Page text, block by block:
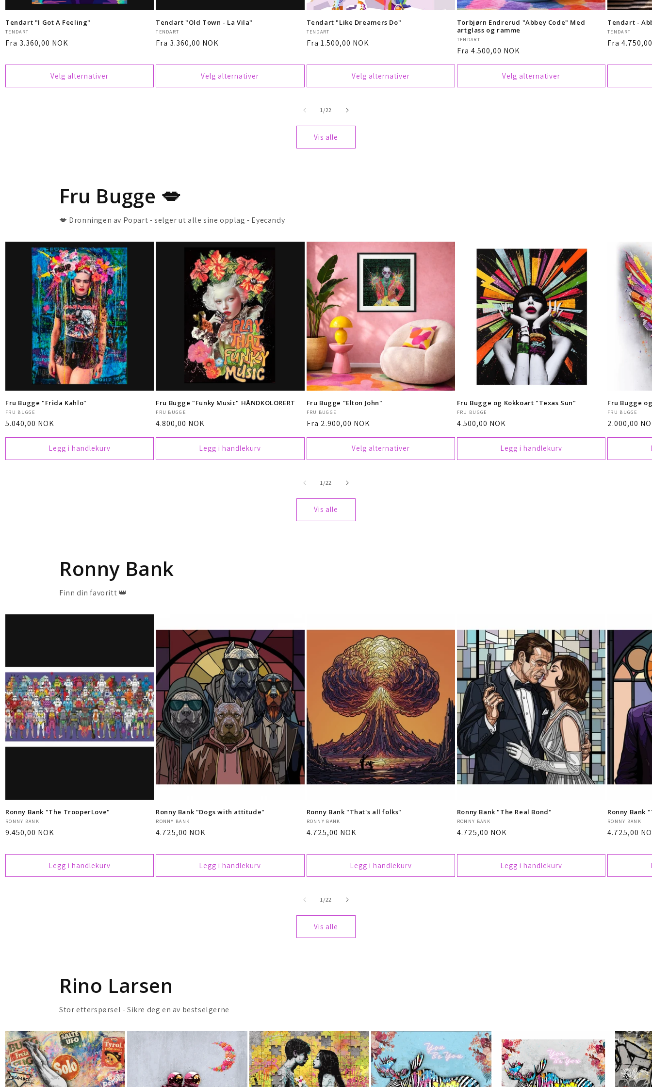
Tendart "I Got A Feeling"
Selger:
TENDART
Vanlig
Fra 3.360,00 NOK
Velg alternativer
Tendart "Old Town - La Vila"
Selger:
TENDART
Vanlig
Fra 3.360,00 NOK
Velg alternativer
Tendart "Like Dreamers Do"
Selger:
TENDART
Vanlig
Fra 1.500,00 NOK
Velg alternativer
Torbjørn Endrerud "Abbey Code" Med
artglass og ramme
Selger:
TENDART
Vanlig
Fra 4.500,00 NOK
Velg alternativer
Tendart -
Selger:
TENDART
Vanlig
Fra
1/av
22
Vis alle
Fru Bugge 💋
💋 Dronningen av Popart - selger ut alle sine opplag - Eyecandy
Fru Bugge "Frida Kahlo"
Selger:
FRU BUGGE
Vanlig
5.040,00 NOK
Legg i handlekurv
Fru Bugge "Funky Music" HÅNDKOLORERT
Selger:
FRU BUGGE
Vanlig
4.800,00 NOK
Legg i handlekurv
Fru Bugge "Elton John"
Selger:
FRU BUGGE
Vanlig
Fra 2.900,00 NOK
Velg alternativer
Fru Bugge og Kokkoart "Texas Sun"
Selger:
FRU BUGGE
Vanlig
4.500,00 NOK
Legg i handlekurv
Fru Bugge
Selger:
FRU BUGGE
Vanlig
2.000,00
1 /av
22
Vis alle
Ronny Bank
Finn din favoritt 👑
Ronny Bank "The TrooperLove"
Selger:
RONNY BANK
Vanlig
9.450,00 NOK
Legg i handlekurv
Ronny Bank "Dogs with attitude"
Selger:
RONNY BANK
Vanlig
4.725,00 NOK
Legg i handlekurv
Ronny Bank "That's all folks"
Selger:
RONNY BANK
Vanlig
4.725,00 NOK
Legg i handlekurv
Ronny Bank "The Real Bond"
Selger:
RONNY BANK
Vanlig
4.725,00 NOK
Legg i handlekurv
Ronny Bank
Selger:
RONNY BANK
Vanlig
4.725,00
1/av
22
Vis alle
Rino Larsen
Stor etterspørsel - Sikre deg en av bestselgerne